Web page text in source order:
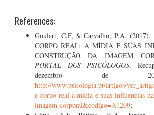
References:
Goulart, C.F, & Carvalho, P.A.
CORPO REAL: A MÍDIA E SUAS
CONSTRUÇÃO DA IMAGEM
PORTAL DOS PSICÓLOGOS.
dezembro de
http://www.psicologia.pt/artigos/
e-corpo-real-a-midia-e-suas-influencias-
imagem-corporal&codigo=A1209;